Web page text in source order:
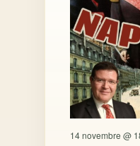
14 novembre @